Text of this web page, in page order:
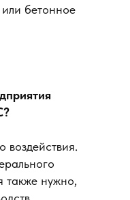
бетонное
воздействия.
также нужно,